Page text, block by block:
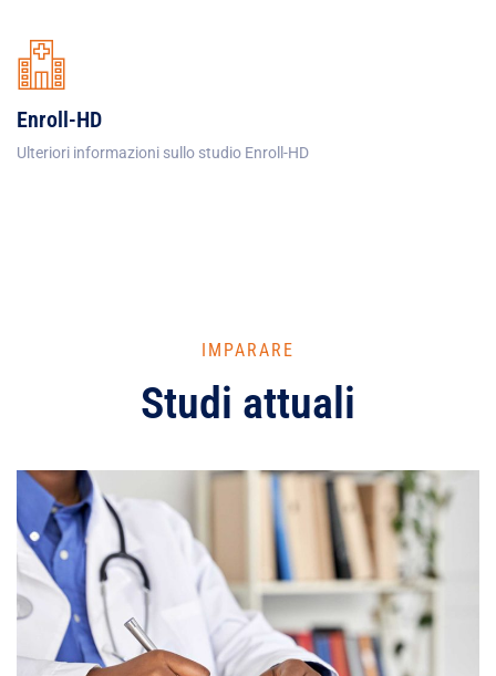
Enroll-HD
Ulteriori informazioni sullo studio Enroll-HD
IMPARARE
Studi attuali